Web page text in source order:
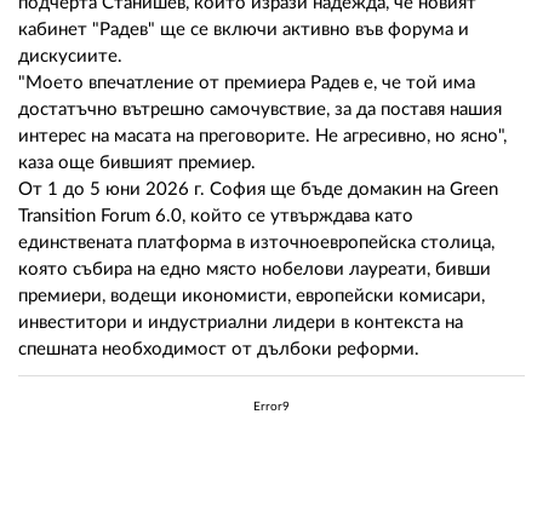
кабинет "Радев" ще се включи активно във форума и
дискусиите.
"Моето впечатление от премиера Радев е, че той има
достатъчно вътрешно самочувствие, за да поставя нашия
интерес на масата на преговорите. Не агресивно, но ясно",
каза още бившият премиер.
От 1 до 5 юни 2026 г. София ще бъде домакин на Green
Transition Forum 6.0, който се утвърждава като
единствената платформа в източноевропейска столица,
която събира на едно място нобелови лауреати, бивши
премиери, водещи икономисти, европейски комисари,
инвеститори и индустриални лидери в контекста на
спешната необходимост от дълбоки реформи.
Error9